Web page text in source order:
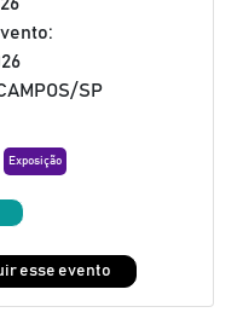
SP
Exposição
esse evento